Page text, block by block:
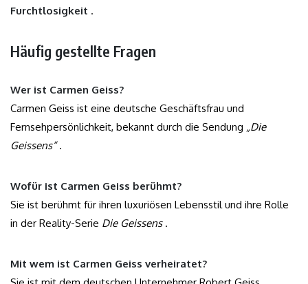
Furchtlosigkeit .
Häufig gestellte Fragen
Wer ist Carmen Geiss?
Carmen Geiss ist eine deutsche Geschäftsfrau und
Fernsehpersönlichkeit, bekannt durch die Sendung „Die
Geissens“.
Wofür ist Carmen Geiss berühmt?
Sie ist berühmt für ihren luxuriösen Lebensstil und ihre Rolle
in der Reality-Serie Die Geissens.
Mit wem ist Carmen Geiss verheiratet?